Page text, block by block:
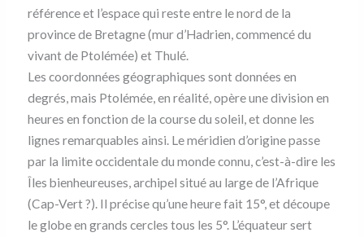
référence et l’espace qui reste entre le nord de la
province de Bretagne (mur d’Hadrien, commencé du
vivant de Ptolémée) et Thulé.
Les coordonnées géographiques sont données en
degrés, mais Ptolémée, en réalité, opère une division en
heures en fonction de la course du soleil, et donne les
lignes remarquables ainsi. Le méridien d’origine passe
par la limite occidentale du monde connu, c’est-à-dire les
Îles bienheureuses, archipel situé au large de l’Afrique
(Cap-Vert ?). Il précise qu’une heure fait 15°, et découpe
le globe en grands cercles tous les 5°. L’équateur sert